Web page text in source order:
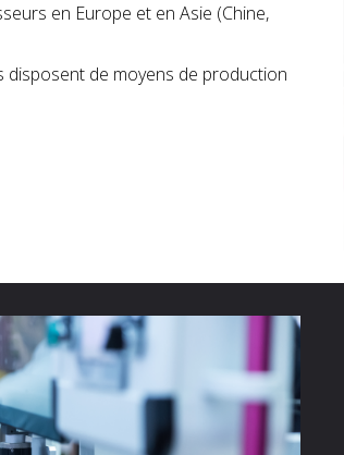
en Europe et en Asie (Chine,
disposent de moyens de production